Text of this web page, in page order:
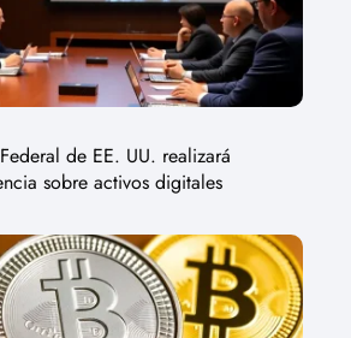
de EE. UU. realizará
sobre activos digitales